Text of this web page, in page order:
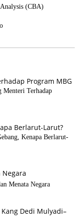
(CBA)
Menteri Terhadap
Kenapa Berlarut-
Menata Negara